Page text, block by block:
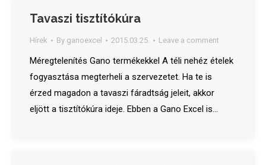
Tavaszi tisztítókúra
Hírek By ganoexcel 2015.03.25. Leave a comment
Méregtelenítés Gano termékekkel A téli nehéz ételek
fogyasztása megterheli a szervezetet. Ha te is
érzed magadon a tavaszi fáradtság jeleit, akkor
eljött a tisztítókúra ideje. Ebben a Gano Excel is…